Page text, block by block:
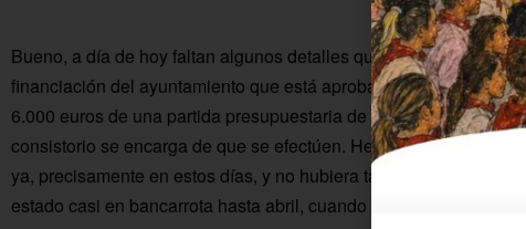
Bueno, a día de hoy faltan algunos detalles que nos hacen ser
financiación del ayuntamiento que está aprobada pero que aún
6.000 euros de una partida presupuestaria de ayuda al
consistorio se encarga de que se efectúen. Hemos marcado
ya, precisamente en estos días, y no hubiera tanto retraso como
estado casi en bancarrota hasta abril, cuando hemos recibido lo